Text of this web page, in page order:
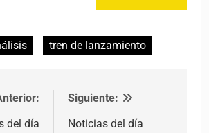
tren de lanzamiento
de entradas
del día
Siguiente:
Noticias del día